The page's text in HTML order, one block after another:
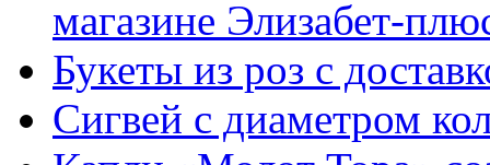
магазине Элизабет-
Букеты из роз с
Сигвей с диаметром